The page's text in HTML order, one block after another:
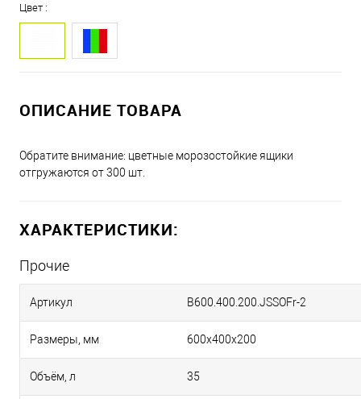
Цвет :
ОПИСАНИЕ ТОВАРА
Обратите внимание: цветные морозостойкие ящики
отгружаются от 300 шт.
ХАРАКТЕРИСТИКИ:
Прочие
Артикул B600.400.200.JSSOFr-2
Размеры, мм 600х400х200
Объём, л 35